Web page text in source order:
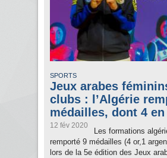
SPORTS
Jeux arabes
clubs : l’Algérie
médailles, dont 4
12 fév 2020
Les formations
remporté 9 médailles (4 or,1
lors de la 5e édition des Jeux